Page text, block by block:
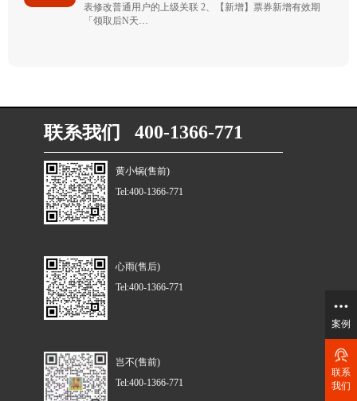
表修改普通用户的上级关联 2、【新增】票券新增有效期
「领取后N天…
联系我们 400-1366-771
黄小锅(售前)
Tel:400-1366-771
心雨(售后)
Tel:400-1366-771
岂不(售前)
Tel:400-1366-771
案例
联系
我们